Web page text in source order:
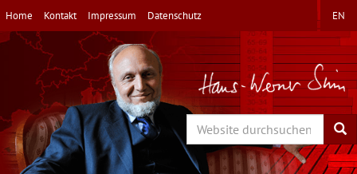
Direkt
zum
Inhalt
Home Kontakt Impressum Datenschutz EN
Search